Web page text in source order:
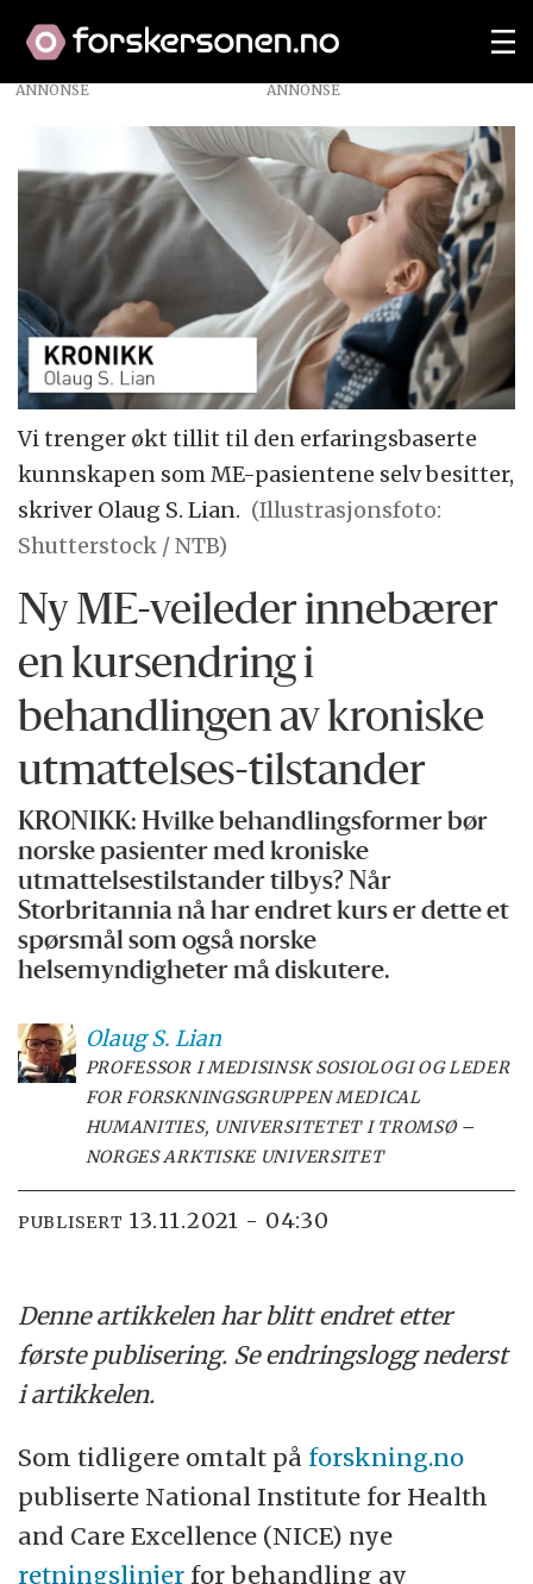
ANNONSE
Vi trenger økt tillit til den erfaringsbaserte
kunnskapen som ME-pasientene selv besitter,
skriver Olaug S. Lian. (Illustrasjonsfoto:
Shutterstock / NTB)
Ny ME-veileder innebærer
en kursendring i
behandlingen av kroniske
utmattelses-tilstander
KRONIKK: Hvilke behandlingsformer bør
norske pasienter med kroniske
utmattelsestilstander tilbys? Når
Storbritannia nå har endret kurs er dette et
spørsmål som også norske
helsemyndigheter må diskutere.
Olaug S. Lian
PROFESSOR I MEDISINSK SOSIOLOGI OG LEDER
FOR FORSKNINGSGRUPPEN MEDICAL
HUMANITIES, UNIVERSITETET I TROMSØ –
NORGES ARKTISKE UNIVERSITET
PUBLISERT 13.11.2021 - 04:30
Denne artikkelen har blitt endret etter
første publisering. Se endringslogg nederst
i artikkelen.
Som tidligere omtalt på forskning.no
publiserte National Institute for Health
and Care Excellence (NICE) nye
retningslinjer for behandling av